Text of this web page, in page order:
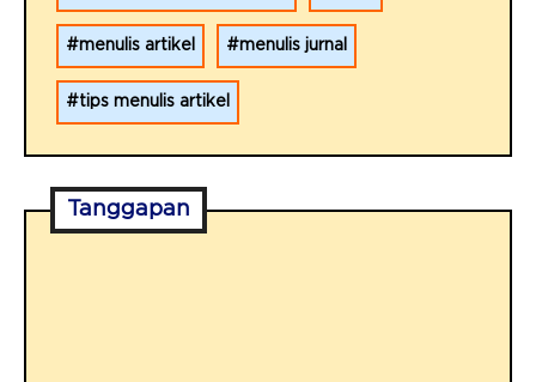
menulis artikel menulis jurnal
tips menulis artikel
Tanggapan